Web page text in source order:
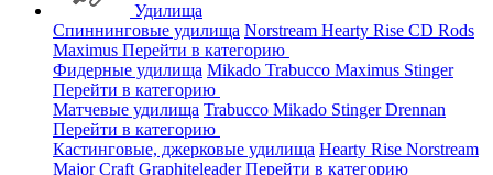
Удилища
Спиннинговые удилища Norstream Hearty Rise CD Rods
Maximus Перейти в категорию
Фидерные удилища Mikado Trabucco Maximus Stinger
Перейти в категорию
Матчевые удилища Trabucco Mikado StingerDrennan
Перейти в категорию
Кастинговые, джерковые удилища Hearty Rise Norstream
Major Craft GraphiteleaderПерейти в категорию